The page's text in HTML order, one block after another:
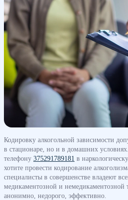
Кодировку алкогольной зависимости
в стационаре, но и в домашних
телефону 375291789181 в
хотите провести кодирование
специалисты в совершенстве владеют
медикаментозной и
анонимно, недорого, эффективно.